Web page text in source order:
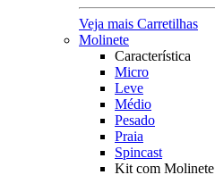
Veja mais Carretilhas
Molinete
Característica
Micro
Leve
Médio
Pesado
Praia
Spincast
Kit com Molinete